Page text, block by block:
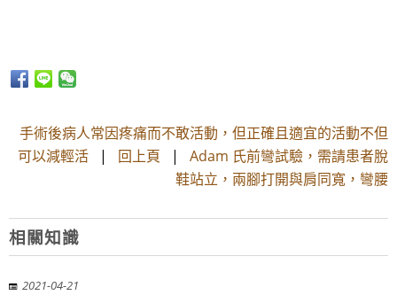
手術後病人常因疼痛而不敢活動，但正確且適宜的活動不但
可以減輕活 | 回上頁 | Adam 氏前彎試驗，需請患者脫
鞋站立，兩腳打開與肩同寬，彎腰
相關知識
2021-04-21